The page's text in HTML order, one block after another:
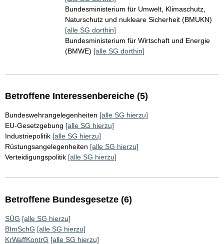
Bundesministerium für Umwelt, Klimaschutz,
Naturschutz und nukleare Sicherheit (BMUKN)
[alle SG dorthin]
Bundesministerium für Wirtschaft und Energie
(BMWE) [alle SG dorthin]
Betroffene Interessenbereiche (5)
Bundeswehrangelegenheiten [alle SG hierzu]
EU-Gesetzgebung [alle SG hierzu]
Industriepolitik [alle SG hierzu]
Rüstungsangelegenheiten [alle SG hierzu]
Verteidigungspolitik [alle SG hierzu]
Betroffene Bundesgesetze (6)
SÜG [alle SG hierzu]
BImSchG [alle SG hierzu]
KrWaffKontrG [alle SG hierzu]